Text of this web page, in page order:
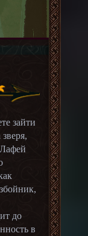
зайти
до
в